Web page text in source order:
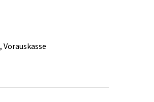
,Vorauskasse